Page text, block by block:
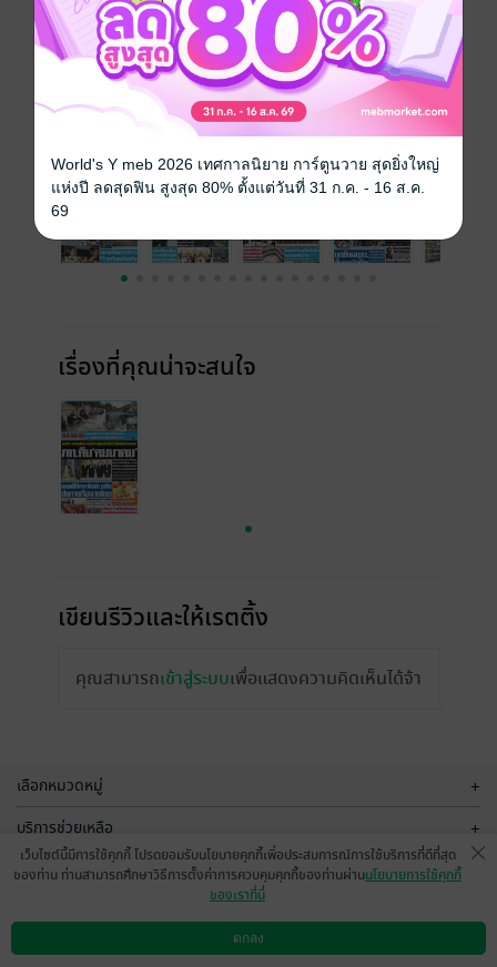
ความยาว 16 หน้า
ราคาปก 10 บาท
ฉบับย้อนหลัง ดูทั้งหมด
เรื่องที่คุณน่าจะสนใจ
เขียนรีวิวและให้เรตติ้ง
คุณสามารถเข้าสู่ระบบเพื่อแสดงความคิดเห็นได้จ้า
เลือกหมวดหมู่ +
บริการช่วยเหลือ +
เกี่ยวกับเรา
ดาวน์โหลดแอป วิธีการใช้งาน ติดต่อเรา
เว็บไซต์นี้มีการใช้คุกกี้ โปรดยอมรับนโยบายคุกกี้เพื่อประสบการณ์การใช้บริการที่ดีที่สุด
ของท่าน ท่านสามารถศึกษาวิธีการตั้งค่าการควบคุมคุกกี้ของท่านผ่านนโยบายการใช้คุกกี้
ของเราที่นี่
ตกลง
World's Y meb 2026 เทศกาลนิยาย การ์ตูนวาย สุดยิ่งใหญ่
แห่งปี ลดสุดฟิน สูงสุด 80% ตั้งแต่วันที่ 31 ก.ค. - 16 ส.ค.
69